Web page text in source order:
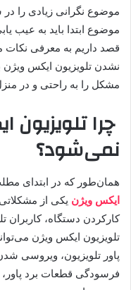
موضوع نگرانی زیادی را در
موضوع ابتدا باید به عیب
قصد داریم به معرفی
نشدن تلویزیون ایکس ویژن
مشکل را به راحتی و در
چرا
نمی‌شود؟
همان‌طور که در ابتدای
ایکس ویژن یکی از
کارکردن دستگاه،
تلویزیون ایکس ویژن
پاور تلویزیون، ویروسی